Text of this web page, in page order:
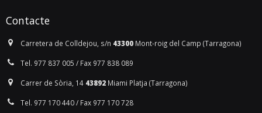
Contacte
Carretera de Colldejou, s/n 43300 Mont-roig del Camp (Tarragona)
Tel. 977 837 005 / Fax 977 838 089
Carrer de Sòria, 14 43892 Miami Platja (Tarragona)
Tel. 977 170 440 / Fax 977 170 728